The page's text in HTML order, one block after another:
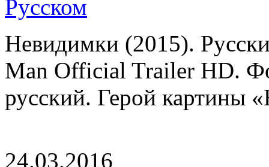
Невидимки (2015).
Man Official Trailer HD.
русский. Герой картины
24.03.2016